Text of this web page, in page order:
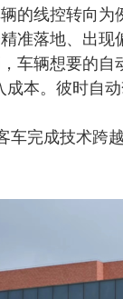
的线控转向为
准落地、出现
车辆想要的自
本。彼时自
车完成技术跨